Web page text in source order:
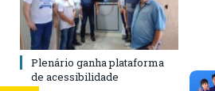
Plenário ganha plataforma
de acessibilidade